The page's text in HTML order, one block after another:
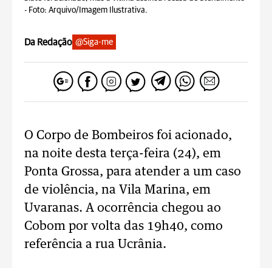
- Foto: Arquivo/Imagem Ilustrativa.
Da Redação @Siga-me
O Corpo de Bombeiros foi acionado,
na noite desta terça-feira (24), em
Ponta Grossa, para atender a um caso
de violência, na Vila Marina, em
Uvaranas. A ocorrência chegou ao
Cobom por volta das 19h40, como
referência a rua Ucrânia.